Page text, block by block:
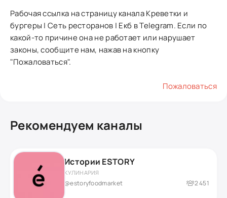
Рабочая ссылка на страницу канала Креветки и
бургеры | Сеть ресторанов | Екб в Telegram. Если по
какой-то причине она не работает или нарушает
законы, сообщите нам, нажав на кнопку
"Пожаловаться".
Пожаловаться
Рекомендуем каналы
Истории ESTORY
КУЛИНАРИЯ
@estoryfoodmarket 2 451